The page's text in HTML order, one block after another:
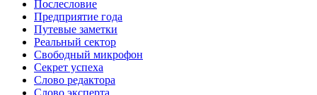
Послесловие
Предприятие года
Путевые заметки
Реальный сектор
Свободный микрофон
Секрет успеха
Слово редактора
Слово эксперта